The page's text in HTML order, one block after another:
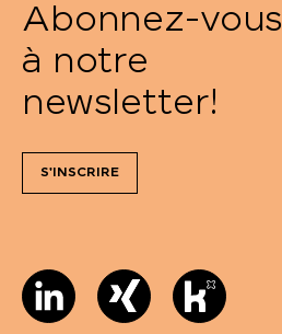
Abonnez-vous
à notre
newsletter!
S'INSCRIRE